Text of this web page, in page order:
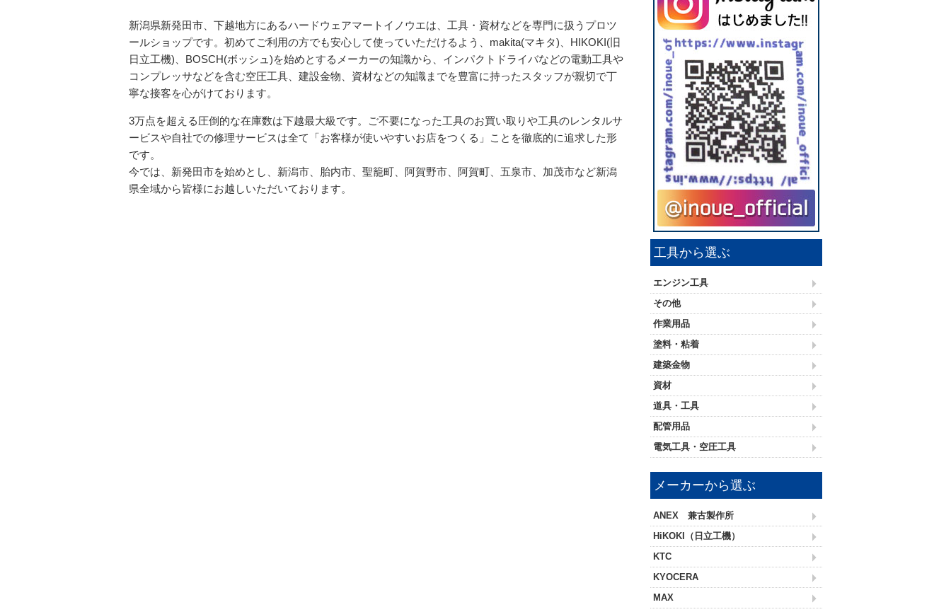
新潟県新発田市、下越地方にあるハードウェアマートイノウエは、工具・資材などを専門に扱うプロツ
ールショップです。初めてご利用の方でも安心して使っていただけるよう、makita(マキタ)、HIKOKI(旧
日立工機)、BOSCH(ボッシュ)を始めとするメーカーの知識から、インパクトドライバなどの電動工具や
コンプレッサなどを含む空圧工具、建設金物、資材などの知識までを豊富に持ったスタッフが親切で丁
寧な接客を心がけております。
3万点を超える圧倒的な在庫数は下越最大級です。ご不要になった工具のお買い取りや工具のレンタルサ
ービスや自社での修理サービスは全て「お客様が使いやすいお店をつくる」ことを徹底的に追求した形
です。
今では、新発田市を始めとし、新潟市、胎内市、聖籠町、阿賀野市、阿賀町、五泉市、加茂市など新潟
県全域から皆様にお越しいただいております。
工具から選ぶ
エンジン工具
その他
作業用品
塗料・粘着
建築金物
資材
道具・工具
配管用品
電気工具・空圧工具
メーカーから選ぶ
ANEX 兼古製作所
HiKOKI（日立工機）
KTC
KYOCERA
MAX